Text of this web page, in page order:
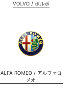
VOLVO / ボルボ
ALFA ROMEO / アルファロ
メオ